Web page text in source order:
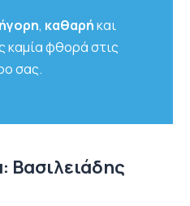
, καθαρήκαι
καμία φθορά στις
σας.
Βασιλειάδης